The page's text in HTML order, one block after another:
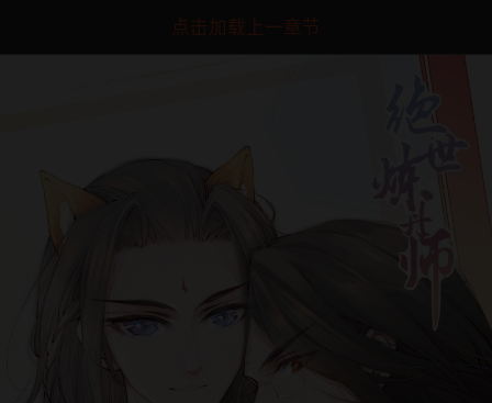
点击加载上一章节